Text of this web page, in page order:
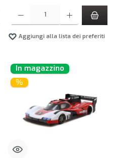
Aggiungi alla lista dei preferiti
In magazzino
%